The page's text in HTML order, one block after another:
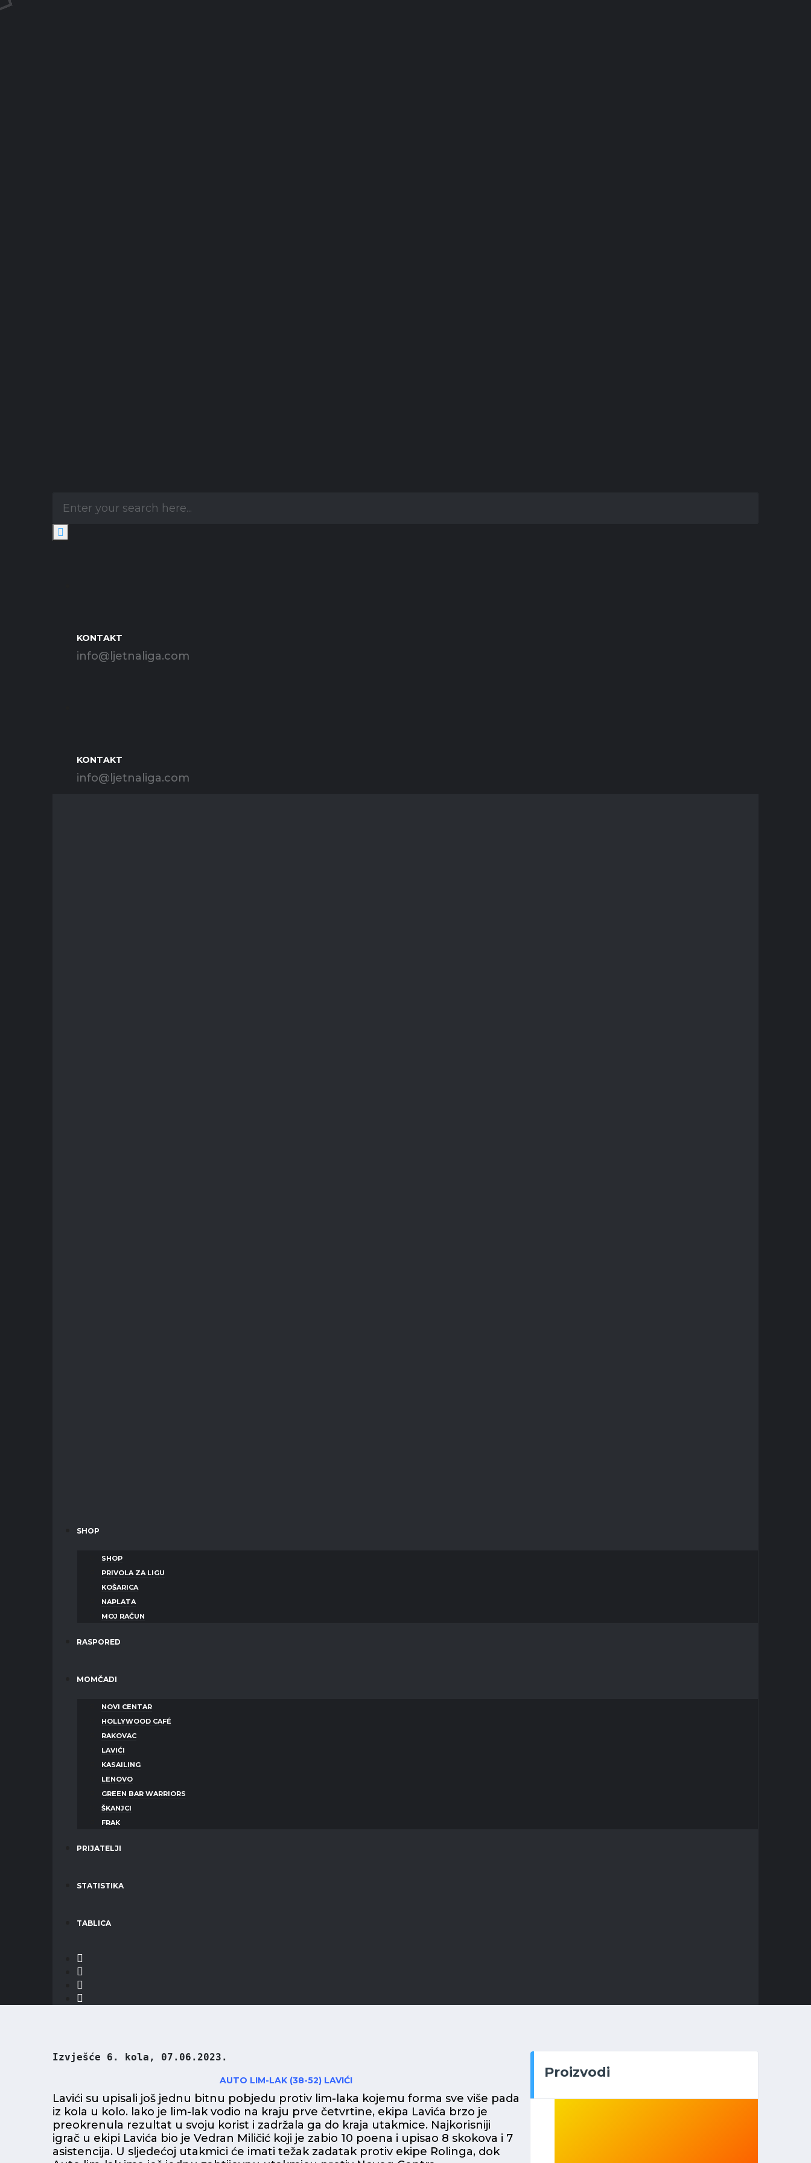
KONTAKT
info@ljetnaliga.com
KONTAKT
info@ljetnaliga.com
SHOP
SHOP
PRIVOLA ZA LIGU
KOŠARICA
NAPLATA
MOJ RAČUN
RASPORED
MOMČADI
NOVI CENTAR
HOLLYWOOD CAFÉ
RAKOVAC
LAVIĆI
KASAILING
LENOVO
GREEN BAR WARRIORS
ŠKANJCI
FRAK
PRIJATELJI
STATISTIKA
TABLICA
Izvješće 6. kola, 07.06.2023.
AUTO LIM-LAK (38-52) LAVIĆI
Lavići su upisali još jednu bitnu pobjedu protiv lim-laka kojemu forma sve više pada
iz kola u kolo. lako je lim-lak vodio na kraju prve četvrtine, ekipa Lavića brzo je
preokrenula rezultat u svoju korist i zadržala ga do kraja utakmice. Najkorisniji
igrač u ekipi Lavića bio je Vedran Miličić koji je zabio 10 poena i upisao 8 skokova i 7
asistencija. U sljedećoj utakmici će imati težak zadatak protiv ekipe Rolinga, dok
Proizvodi